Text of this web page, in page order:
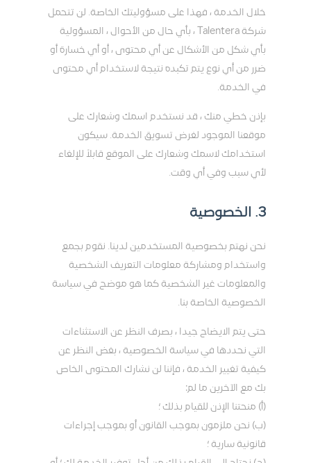
خلال الخدمة ، فهذا على مسؤوليتك الخاصة. لن تتحمل
شركة Talentera ، بأي حال من الأحوال ، المسؤولية
بأي شكل من الأشكال عن أي محتوى ، أو أي خسارة أو
ضرر من أي نوع يتم تكبده نتيجة لاستخدام أي محتوى
في الخدمة.
بإذن خطي منك ، قد نستخدم اسمك وشعارك على
موقعنا الموجود لغرض تسويق الخدمة. سيكون
استخدامك لاسمك وشعارك على الموقع قابلاً للإلغاء
لأي سبب وفي أي وقت.
3. الخصوصية
نحن نهتم بخصوصية المستخدمين لدينا. نقوم بجمع
واستخدام ومشاركة معلومات التعريف الشخصية
والمعلومات غير الشخصية كما هو موضح في سياسة
الخصوصية الخاصة بنا.
حتى يتم الايضاح جيدا ، بصرف النظر عن الاستثناءات
التي نحددها في سياسة الخصوصية ، بغض النظر عن
كيفية تغيير الخدمة ، فإننا لن نشارك المحتوى الخاص
بك مع الآخرين ما لم:
(أ) منحتنا الإذن للقيام بذلك ؛
(ب) نحن ملزمون بموجب القانون أو بموجب إجراءات
قانونية سارية ؛